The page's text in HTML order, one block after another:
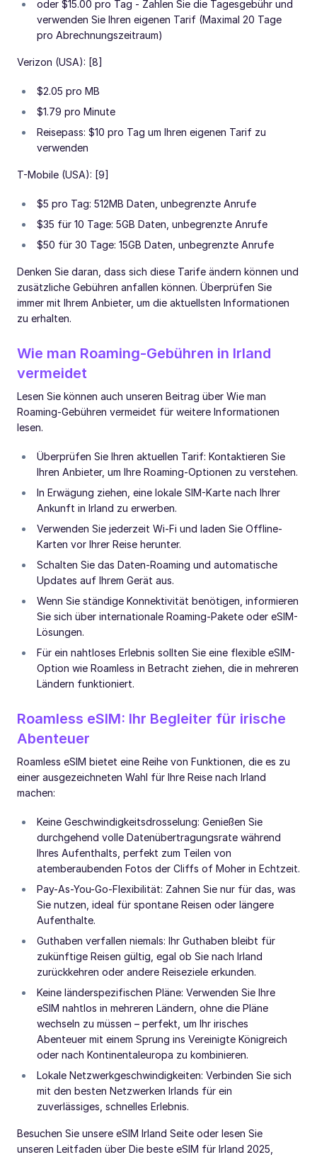
oder $15.00 pro Tag - Zahlen Sie die Tagesgebühr und
verwenden Sie Ihren eigenen Tarif (Maximal 20 Tage
pro Abrechnungszeitraum)
Verizon (USA): [8]
$2.05 pro MB
$1.79 pro Minute
Reisepass: $10 pro Tag um Ihren eigenen Tarif zu
verwenden
T-Mobile (USA): [9]
$5 pro Tag: 512MB Daten, unbegrenzte Anrufe
$35 für 10 Tage: 5GB Daten, unbegrenzte Anrufe
$50 für 30 Tage: 15GB Daten, unbegrenzte Anrufe
Denken Sie daran, dass sich diese Tarife ändern können und
zusätzliche Gebühren anfallen können. Überprüfen Sie
immer mit Ihrem Anbieter, um die aktuellsten Informationen
zu erhalten.
Wie man Roaming-Gebühren in Irland
vermeidet
Lesen Sie können auch unseren Beitrag über Wie man
Roaming-Gebühren vermeidet für weitere Informationen
lesen.
Überprüfen Sie Ihren aktuellen Tarif: Kontaktieren Sie
Ihren Anbieter, um Ihre Roaming-Optionen zu verstehen.
In Erwägung ziehen, eine lokale SIM-Karte nach Ihrer
Ankunft in Irland zu erwerben.
Verwenden Sie jederzeit Wi-Fi und laden Sie Offline-
Karten vor Ihrer Reise herunter.
Schalten Sie das Daten-Roaming und automatische
Updates auf Ihrem Gerät aus.
Wenn Sie ständige Konnektivität benötigen, informieren
Sie sich über internationale Roaming-Pakete oder eSIM-
Lösungen.
Für ein nahtloses Erlebnis sollten Sie eine flexible eSIM-
Option wie Roamless in Betracht ziehen, die in mehreren
Ländern funktioniert.
Roamless eSIM: Ihr Begleiter für irische
Abenteuer
Roamless eSIM bietet eine Reihe von Funktionen, die es zu
einer ausgezeichneten Wahl für Ihre Reise nach Irland
machen:
Keine Geschwindigkeitsdrosselung: Genießen Sie
durchgehend volle Datenübertragungsrate während
Ihres Aufenthalts, perfekt zum Teilen von
atemberaubenden Fotos der Cliffs of Moher in Echtzeit.
Pay-As-You-Go-Flexibilität: Zahnen Sie nur für das, was
Sie nutzen, ideal für spontane Reisen oder längere
Aufenthalte.
Guthaben verfallen niemals: Ihr Guthaben bleibt für
zukünftige Reisen gültig, egal ob Sie nach Irland
zurückkehren oder andere Reiseziele erkunden.
Keine länderspezifischen Pläne: Verwenden Sie Ihre
eSIM nahtlos in mehreren Ländern, ohne die Pläne
wechseln zu müssen – perfekt, um Ihr irisches
Abenteuer mit einem Sprung ins Vereinigte Königreich
oder nach Kontinentaleuropa zu kombinieren.
Lokale Netzwerkgeschwindigkeiten: Verbinden Sie sich
mit den besten Netzwerken Irlands für ein
zuverlässiges, schnelles Erlebnis.
Besuchen Sie unsere eSIM Irland Seite oder lesen Sie
unseren Leitfaden über Die beste eSIM für Irland 2025,